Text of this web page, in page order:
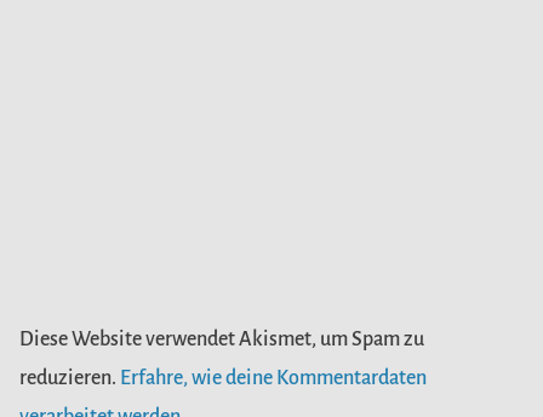
Diese Website verwendet Akismet, um Spam zu
reduzieren. Erfahre, wie deine Kommentardaten